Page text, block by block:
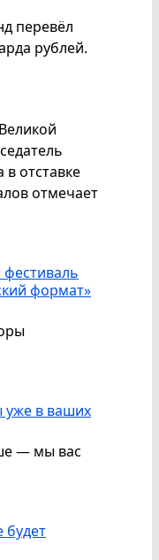
перевёл
рублей.
отставке
отмечает
формат»
в ваших
— мы вас
будет